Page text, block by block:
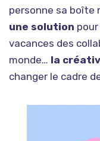
personne sa boîte
une solution
vacances des
monde… la
changer le cadre